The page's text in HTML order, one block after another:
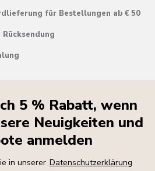
für Bestellungen ab € 50
5 % Rabatt, wenn
Neuigkeiten und
anmelden
in unserer Datenschutzerklärung